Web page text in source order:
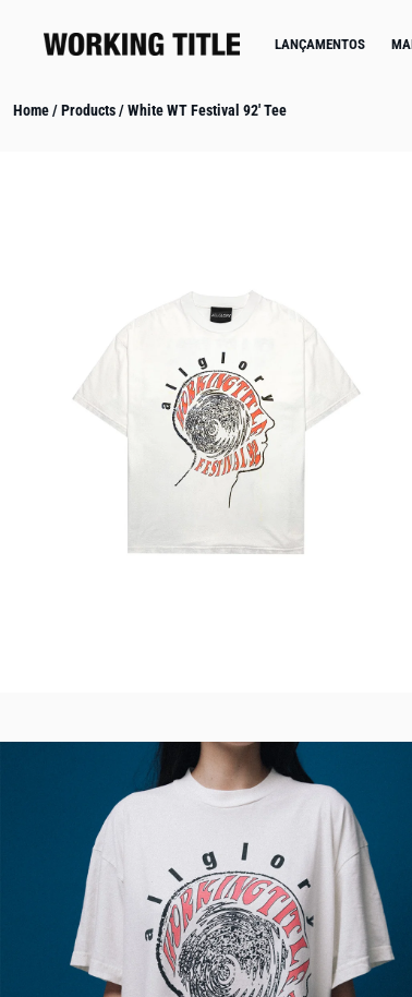
TO CONTENT
LANÇAMENTOS
Home/Products/White WT Festival 92' Tee